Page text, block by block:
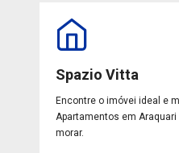
Spazio Vitta
Encontre o imóvei ideal e
Apartamentos em
morar.